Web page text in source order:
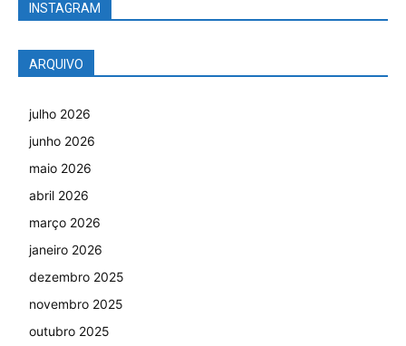
INSTAGRAM
ARQUIVO
julho 2026
junho 2026
maio 2026
abril 2026
março 2026
janeiro 2026
dezembro 2025
novembro 2025
outubro 2025